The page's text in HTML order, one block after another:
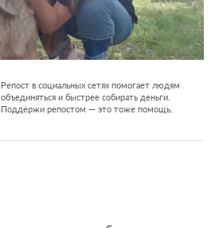
Репост в социальных сетях помогает людям
объединяться и быстрее собирать деньги.
Поддержи репостом — это тоже помощь.